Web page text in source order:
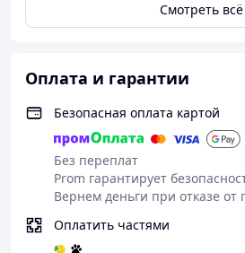
Смотреть всё
Оплата и гарантии
Безопасная оплата картой
Без переплат
Prom гарантирует
Вернем деньги при отказе от
Оплатить частями